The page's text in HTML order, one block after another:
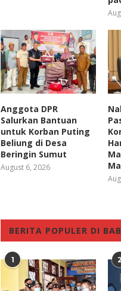
Anggota DPR
Salurkan Bantuan
untuk Korban Puting
Beliung di Desa
Beringin Sumut
August 6, 2026
BERITA POPULER DI
1 2